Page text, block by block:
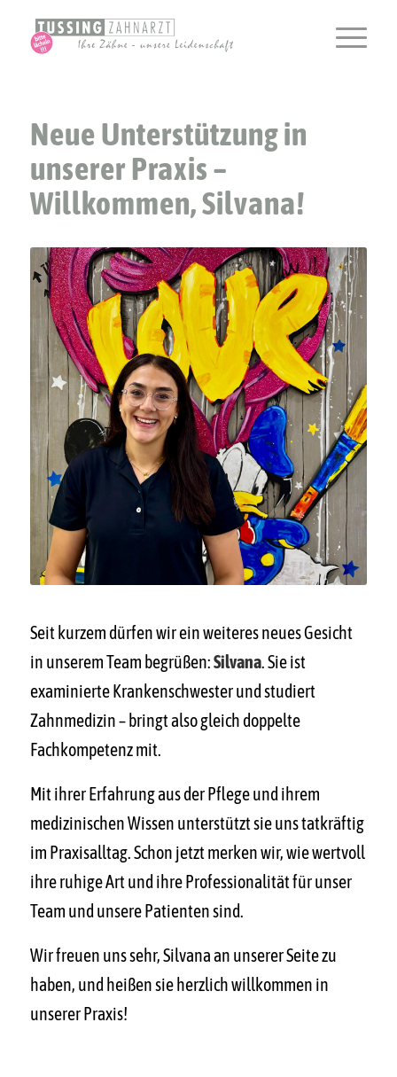
Neue Unterstützung in
unserer Praxis –
Willkommen, Silvana!
Seit kurzem dürfen wir ein weiteres neues Gesicht
in unserem Team begrüßen:Silvana. Sie ist
examinierte Krankenschwester und studiert
Zahnmedizin – bringt also gleich doppelte
Fachkompetenz mit.
Mit ihrer Erfahrung aus der Pflege und ihrem
medizinischen Wissen unterstützt sie uns tatkräftig
im Praxisalltag. Schon jetzt merken wir, wie wertvoll
ihre ruhige Art und ihre Professionalität für unser
Team und unsere Patienten sind.
Wir freuen uns sehr, Silvana an unserer Seite zu
haben, und heißen sie herzlich willkommen in
unserer Praxis!